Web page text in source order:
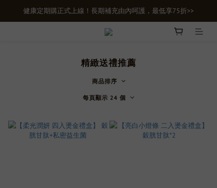
新會員首購輸入【newgifts】滿額最高現折$100
健康定期購正式上線！長期補充由內呵護，最低享75折>>
新會員首購輸入【newgifts】滿額最高現折$100
精緻送禮推薦
商品排序
每頁顯示 24 個